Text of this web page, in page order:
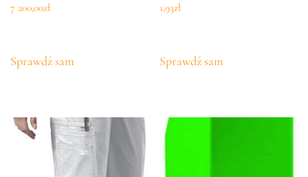
7 200,00zł
Sprawdź sam
1,93zł
Sprawdź sam